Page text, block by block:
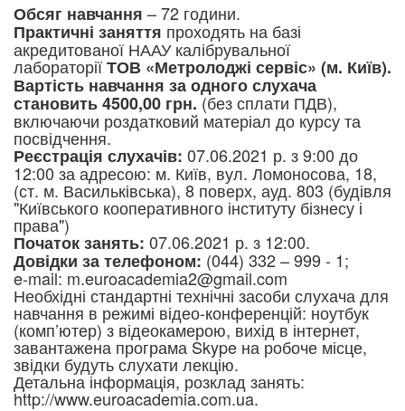
Обсяг навчання – 72 години.
Практичні заняття проходять на базі
акредитованої НААУ калібрувальної
лабораторіїТОВ «Метролоджі сервіс» (м. Київ).
Вартість навчання за одного слухача
становить 4500,00 грн.(без сплати ПДВ),
включаючи роздатковий матеріал до курсу та
посвідчення.
Реєстрація слухачів: 07.06.2021 р. з 9:00 до
12:00 за адресою: м. Київ, вул. Ломоносова, 18,
(ст. м. Васильківська), 8 поверх, ауд. 803 (будівля
"Київського кооперативного інституту бізнесу і
права")
Початок занять: 07.06.2021 р. з 12:00.
Довідки за телефоном: (044) 332 – 999 - 1;
e-mail: m.euroacademia2@gmail.com
Необхідні стандартні технічні засоби слухача для
навчання в режимі відео-конференцій: ноутбук
(комп’ютер) з відеокамерою, вихід в інтернет,
завантажена програма Skype на робоче місце,
звідки будуть слухати лекцію.
Детальна інформація, розклад занять:
http://www.euroacademia.com.ua.